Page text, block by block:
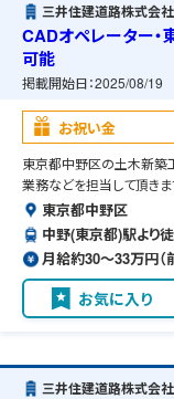
三井住建道路株式会社
CADオペレーター・
可能
掲載開始日：2025/08/19
お祝い金
東京都中野区の土木新築
業務などを担当して頂きま
東京都中野区
中野(東京都)駅より
月給約30〜33万円（
お気に入り
三井住建道路株式会社